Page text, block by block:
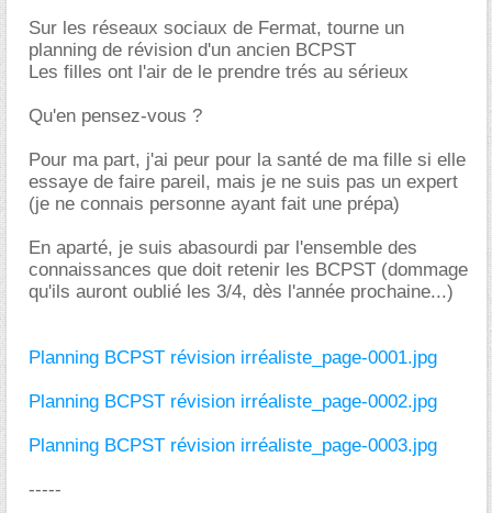
Sur les réseaux sociaux de Fermat, tourne un
planning de révision d'un ancien BCPST
Les filles ont l'air de le prendre trés au sérieux
Qu'en pensez-vous ?
Pour ma part, j'ai peur pour la santé de ma fille si elle
essaye de faire pareil, mais je ne suis pas un expert
(je ne connais personne ayant fait une prépa)
En aparté, je suis abasourdi par l'ensemble des
connaissances que doit retenir les BCPST (dommage
qu'ils auront oublié les 3/4, dès l'année prochaine...)
Planning BCPST révision irréaliste_page-0001.jpg
Planning BCPST révision irréaliste_page-0002.jpg
Planning BCPST révision irréaliste_page-0003.jpg
-----